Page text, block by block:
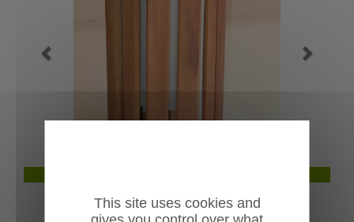
This site uses cookies and